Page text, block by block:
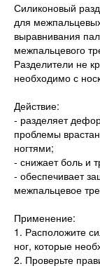
Силиконовый
для
выравнивания
межпальцевого
Разделители не
необходимо с
Действие:
- разделяет
проблемы
ногтями;
- снижает боль и
- обеспечивает
межпальцевое
Применение:
1. Расположите
ног, которые
2. Проверьте